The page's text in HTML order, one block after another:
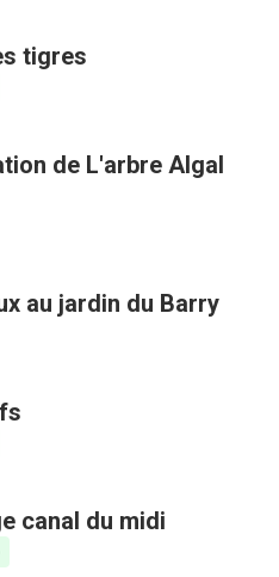
tigres
de L'arbre Algal
au jardin du Barry
canal du midi